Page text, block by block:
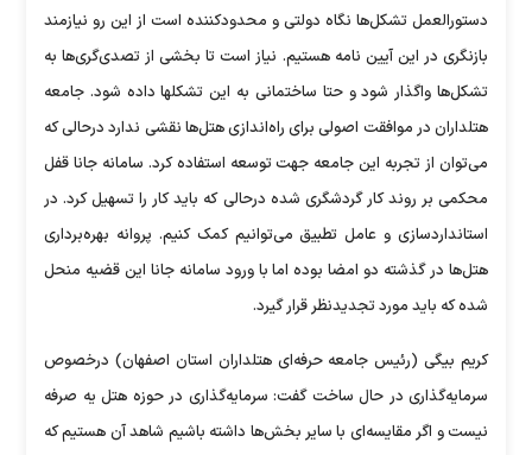
دستورالعمل تشکل‌ها نگاه دولتی و محدودکننده است از این رو نیازمند
بازنگری در این آیین نامه هستیم. نیاز است تا بخشی از تصدی‌گری‌ها به
تشکل‌ها واگذار شود و حتا ساختمانی به این تشکلها داده شود. جامعه
هتلداران در موافقت اصولی برای راه‌اندازی هتل‌ها نقشی ندارد درحالی که
می‌توان از تجربه این جامعه جهت توسعه استفاده کرد. سامانه جانا قفل
محکمی بر روند کار گردشگری شده درحالی که باید کار را تسهیل کرد. در
استانداردسازی و عامل تطبیق می‌توانیم کمک کنیم. پروانه بهره‌برداری
هتل‌ها در گذشته دو امضا بوده اما با ورود سامانه جانا این قضیه منحل
شده که باید مورد تجدیدنظر قرار گیرد.
کریم بیگی (رئیس جامعه حرفه‌ای هتلداران استان اصفهان) درخصوص
سرمایه‌گذاری در حال ساخت گفت: سرمایه‌گذاری در حوزه هتل یه صرفه
نیست و اگر مقایسه‌ای با سایر بخش‌ها داشته باشیم شاهد آن هستیم که